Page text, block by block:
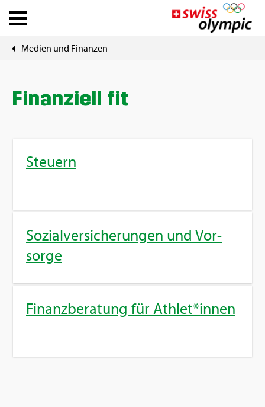
Ver­bän­de
Ath­le­te Hub
Me­di­en und Fi­nan­zen
Fi­nan­zi­ell fit
Steu­ern
So­zi­al­ver­si­che­run­gen und Vor­
sor­ge
Fi­nanz­be­ra­tung für Ath­let*innen